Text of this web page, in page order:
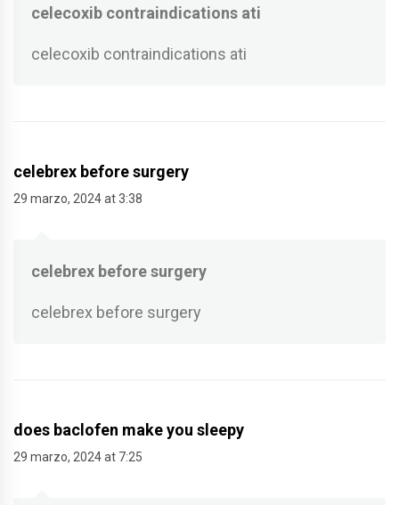
celecoxib contraindications ati
celecoxib contraindications ati
celebrex before surgery
29 marzo, 2024 at 3:38
celebrex before surgery
celebrex before surgery
does baclofen make you sleepy
29 marzo, 2024 at 7:25